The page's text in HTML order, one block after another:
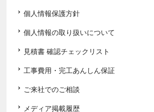
個人情報保護方針
個人情報の取り扱いについて
見積書 確認チェックリスト
工事費用・完工あんしん保証
ご来社でのご相談
メディア掲載履歴